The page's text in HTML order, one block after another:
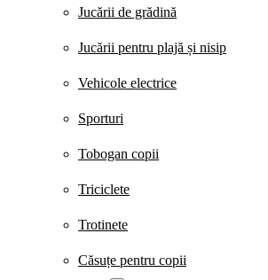
Jucării de grădină
Jucării pentru plajă și nisip
Vehicole electrice
Sporturi
Tobogan copii
Triciclete
Trotinete
Căsuțe pentru copii